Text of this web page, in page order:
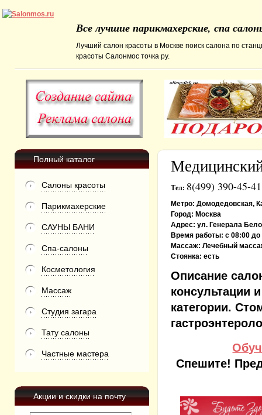
Все лучшие парикмахерские, спа
Лучший салон красоты в Москве поиск салона по
красоты Салонмос точка ру.
Полный каталог
Салоны красоты
Парикмахерские
САУНЫ БАНИ
Спа-салоны
Косметология
Массаж
Студия загара
Тату салоны
Частные мастера
Акции и скидки на почту
Тел: 8(499) 390-45-
Метро: Домодедовская,
Город: Москва
Адрес: ул. Генерала
Время работы: с 08:00
Массаж: Лечебный
Стоянка: есть
Описание
консультации
категории.
Спешите!